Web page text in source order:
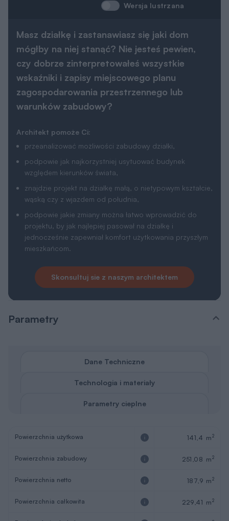
Wersja lustrzana
Masz działkę i zastanawiasz się jaki dom
mógłby na niej stanąć? Nie jesteś pewien,
czy dobrze zinterpretowałeś wszystkie
wskaźniki i zapisy miejscowego planu
zagospodarowania przestrzennego lub
warunków zabudowy?
Architekt pomoże Ci:
przeanalizować możliwości zabudowy działki,
podpowie jak najkorzystniej usytuować budynek
względem kierunków świata,
znajdzie projekt na działkę małą, o nietypowym kształcie,
wąską czy z wjazdem od południa,
podpowie jakie zmiany można łatwo wprowadzić do
projektu, by jak najlepiej pasował na działkę i
jednocześnie zapewniał komfort użytkowania przyszłym
mieszkańcom.
Skonsultuj sie z naszym architektem
Parametry
Dane Techniczne
Technologia i materiały
Parametry cieplne
Powierzchnia użytkowa 141,4 m2
Powierzchnia zabudowy 251,08 m2
Powierzchnia netto 187,9 m2
Powierzchnia całkowita 229,41 m2